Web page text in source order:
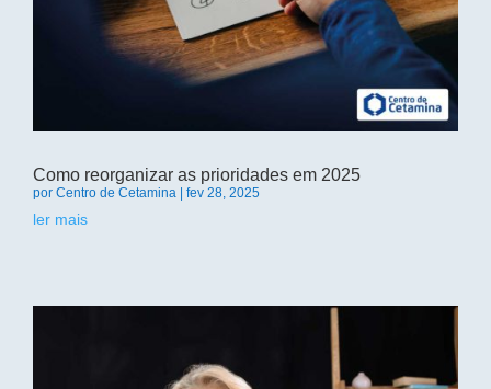
Como reorganizar as prioridades em 2025
por Centro de Cetamina fev 28, 2025
ler mais